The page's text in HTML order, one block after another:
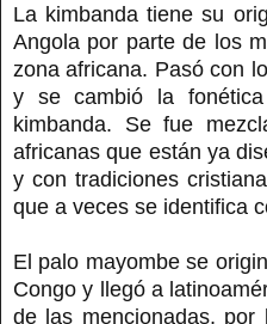
La kimbanda tiene su
Angola por parte de los
zona africana. Pasó con
y se cambió la
kimbanda. Se fue
africanas que están ya
y con tradiciones
que a veces se identifica
El palo mayombe se
Congo y llegó a
de las mencionadas, por